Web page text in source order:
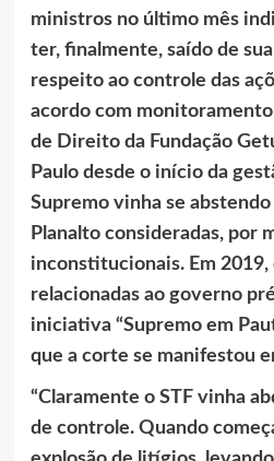
ministros no último mês
ter, finalmente, saído de
respeito ao controle das
acordo com monitoramento
de Direito da Fundação
Paulo desde o início da
Supremo vinha se
Planalto consideradas, por
inconstitucionais. Em 2019,
relacionadas ao governo
iniciativa “Supremo em
que a corte se manifestou
“Claramente o STF vinha
de controle. Quando